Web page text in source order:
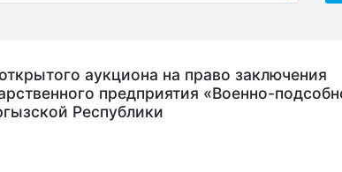
аукциона на право заключения
предприятия «Военно-
Республики